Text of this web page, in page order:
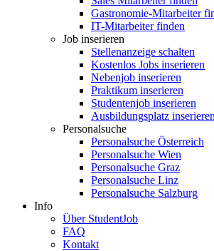
Gastronomie-Mitarbeiter
IT-Mitarbeiter finden
Job inserieren
Stellenanzeige schalten
Kostenlos Jobs inserieren
Nebenjob inserieren
Praktikum inserieren
Studentenjob inserieren
Ausbildungsplatz inserieren
Personalsuche
Personalsuche Österreich
Personalsuche Wien
Personalsuche Graz
Personalsuche Linz
Personalsuche Salzburg
Info
Über StudentJob
FAQ
Kontakt